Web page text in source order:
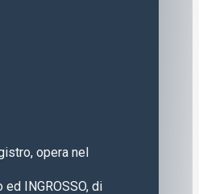
opera nel
INGROSSO, di